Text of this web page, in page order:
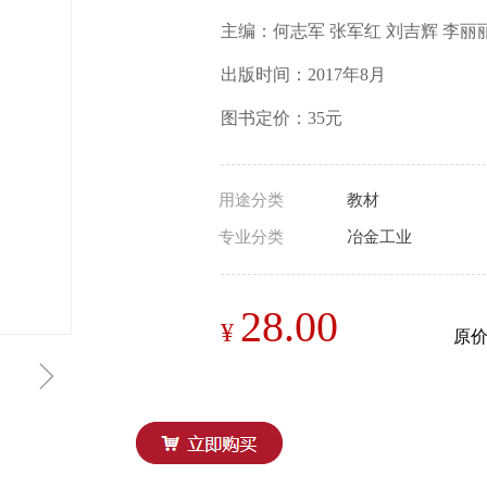
ꁇ
主编：何志军 张军红 刘吉辉 李丽
出版时间：2017年8月
图书定价：35元
¥ 28.00
用途分类 教材
专业分类 冶金工业
原价